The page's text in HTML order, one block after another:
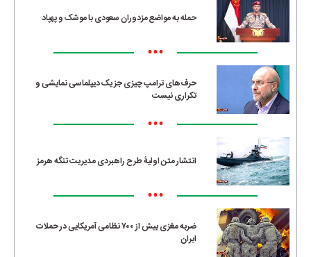
حمله به مواضع مزدوران سعودی با موشک و پهپاد
•••
حرف‌های ترامپ چیزی جز یک دیپلماسی نمایشی و
تکراری نیست
•••
انتشار متن اولیۀ طرح راهبردی مدیریت تنگه هرمز
•••
ضربه مغزی بیش از ۷۰۰ نظامی آمریکایی در حملات
ایران